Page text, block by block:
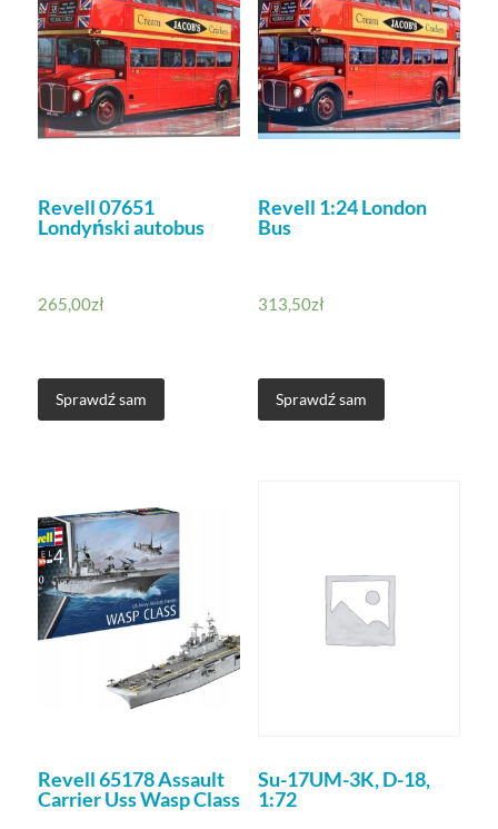
Revell 07651
Londyński autobus
265,00zł
Sprawdź sam
Revell 1:24 London
Bus
313,50zł
Sprawdź sam
Revell 65178 Assault
Carrier Uss Wasp Class
Su-17UM-3K, D-18,
1:72